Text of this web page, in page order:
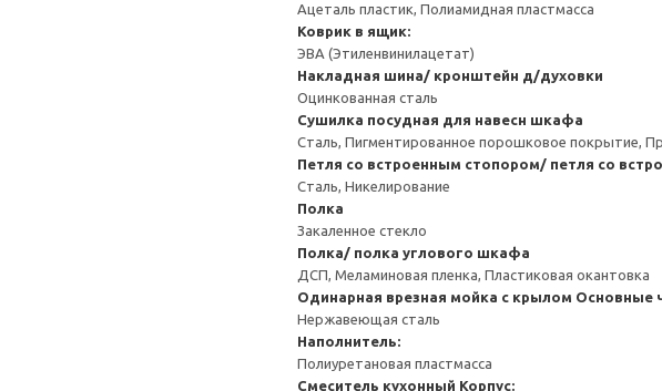
Ацеталь пластик, Полиамидная пластмасса
Коврик в ящик:
ЭВА (Этиленвинилацетат)
Накладная шина/ кронштейн д/духовки
Оцинкованная сталь
Сушилка посудная для навесн шкафа
Сталь, Пигментированное порошковое покрытие,
Петля со встроенным стопором/ петля со
Сталь, Никелирование
Полка
Закаленное стекло
Полка/ полка углового шкафа
ДСП, Меламиновая пленка, Пластиковая окантовка
Одинарная врезная мойка с крылом Основные
Нержавеющая сталь
Наполнитель:
Полиуретановая пластмасса
Смеситель кухонный Корпус: